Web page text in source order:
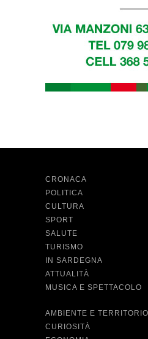
CRONACA
POLITICA
CULTURA
SPORT
SALUTE
TURISMO
IN SARDEGNA
ATTUALITÀ
MUSICA E SPETTACOLO
AMBIENTE E TERRITORIO
CURIOSITÀ